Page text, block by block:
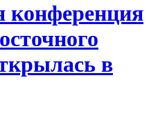
конференция
в